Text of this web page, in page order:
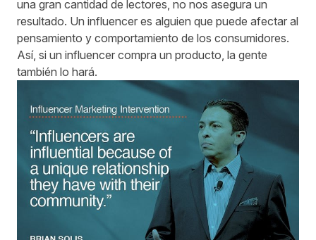
una gran cantidad de lectores, no nos asegura un
resultado. Un influencer es alguien que puede afectar al
pensamiento y comportamiento de los consumidores.
Así, si un influencer compra un producto, la gente
también lo hará.